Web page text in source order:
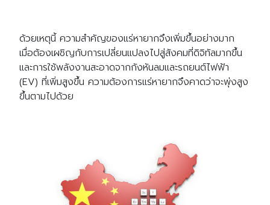
ด้วยเหตุนี้ ความสำคัญของแร่หายากจึงเพิ่มขึ้นอย่างมาก
เมื่อต้องเผชิญกับการเปลี่ยนแปลงไปสู่สังคมที่ดิจิทัลมากขึ้น
และการใช้พลังงานสะอาดจากกังหันลมและรถยนต์ไฟฟ้า
(EV) ที่เพิ่มสูงขึ้น ความต้องการแร่หายากจึงคาดว่าจะพุ่งสูง
ขึ้นตามไปด้วย